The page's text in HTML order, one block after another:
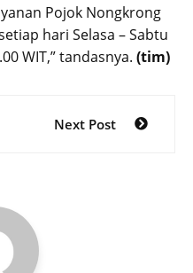
Pojok Nongkrong
hari Selasa – Sabtu
WIT,” tandasnya. (tim)
Next Post